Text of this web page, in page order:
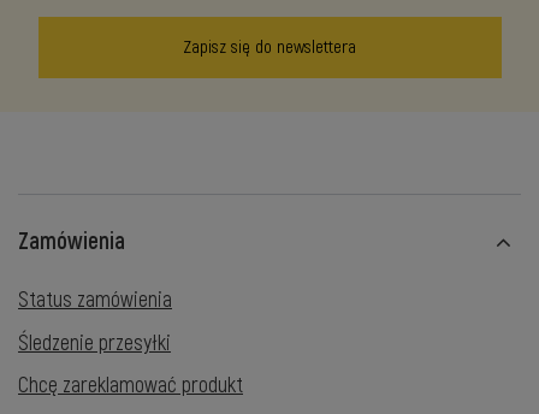
Zapisz się do newslettera
Zamówienia
Status zamówienia
Śledzenie przesyłki
Chcę zareklamować produkt